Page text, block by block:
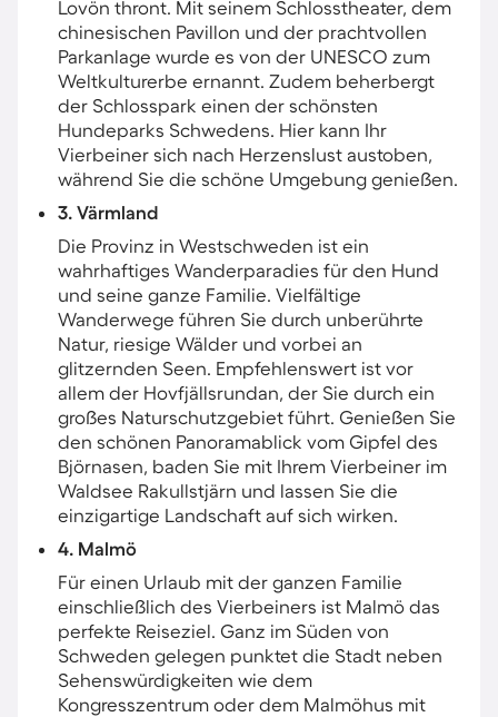
Lovön thront. Mit seinem Schlosstheater, dem
chinesischen Pavillon und der prachtvollen
Parkanlage wurde es von der UNESCO zum
Weltkulturerbe ernannt. Zudem beherbergt
der Schlosspark einen der schönsten
Hundeparks Schwedens. Hier kann Ihr
Vierbeiner sich nach Herzenslust austoben,
während Sie die schöne Umgebung genießen.
3. Värmland
Die Provinz in Westschweden ist ein
wahrhaftiges Wanderparadies für den Hund
und seine ganze Familie. Vielfältige
Wanderwege führen Sie durch unberührte
Natur, riesige Wälder und vorbei an
glitzernden Seen. Empfehlenswert ist vor
allem der Hovfjällsrundan, der Sie durch ein
großes Naturschutzgebiet führt. Genießen Sie
den schönen Panoramablick vom Gipfel des
Björnasen, baden Sie mit Ihrem Vierbeiner im
Waldsee Rakullstjärn und lassen Sie die
einzigartige Landschaft auf sich wirken.
4. Malmö
Für einen Urlaub mit der ganzen Familie
einschließlich des Vierbeiners ist Malmö das
perfekte Reiseziel. Ganz im Süden von
Schweden gelegen punktet die Stadt neben
Sehenswürdigkeiten wie dem
Kongresszentrum oder dem Malmöhus mit